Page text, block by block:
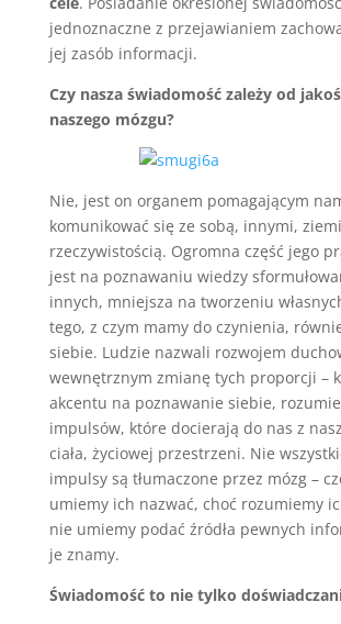
jednoznaczne z przejawianiem
jej zasób informacji.
Czy nasza świadomość zależy od
naszego mózgu?
Nie, jest on organem pomagającym
komunikować się ze sobą, innymi,
rzeczywistością. Ogromna część jego
jest na poznawaniu wiedzy
innych, mniejsza na tworzeniu
tego, z czym mamy do czynienia,
siebie. Ludzie nazwali rozwojem
wewnętrznym zmianę tych proporcji –
akcentu na poznawanie siebie,
impulsów, które docierają do nas z
ciała, życiowej przestrzeni. Nie
impulsy są tłumaczone przez mózg –
umiemy ich nazwać, choć rozumiemy
nie umiemy podać źródła pewnych
je znamy.
Świadomość to nie tylko